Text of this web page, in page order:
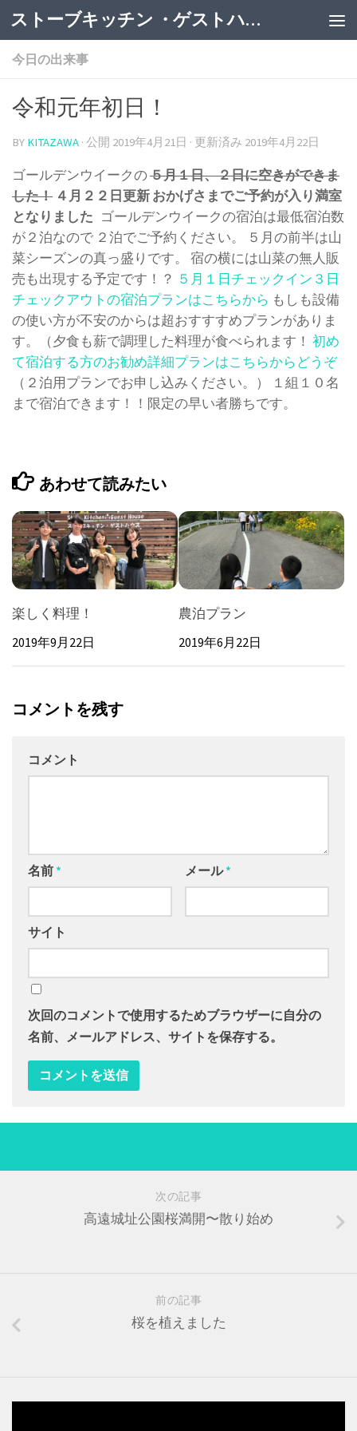
ストーブキッチン ・ゲストハウス
今日の出来事
令和元年初日！
BY KITAZAWA · 公開 2019年4月21日 · 更新済み 2019年4月22日
ゴールデンウイークの５月１日、２日に空きができま
した！ ４月２２日更新おかげさまでご予約が入り満室
となりました ゴールデンウイークの宿泊は最低宿泊数
が２泊なので ２泊でご予約ください。 ５月の前半は山
菜シーズンの真っ盛りです。 宿の横には山菜の無人販
売も出現する予定です！？ ５月１日チェックイン３日
チェックアウトの宿泊プランはこちらから もしも設備
の使い方が不安のからは超おすすすめプランがありま
す。（夕食も薪で調理した料理が食べられます！ 初め
て宿泊する方のお勧め詳細プランはこちらからどうぞ
（２泊用プランでお申し込みください。） １組１０名
まで宿泊できます！！限定の早い者勝ちです。
あわせて読みたい
楽しく料理！
2019年9月22日
農泊プラン
2019年6月22日
コメントを残す
コメント
名前 * メール*
サイト
次回のコメントで使用するためブラウザーに自分の
名前、メールアドレス、サイトを保存する。
次の記事
高遠城址公園桜満開〜散り始め
前の記事
桜を植えました